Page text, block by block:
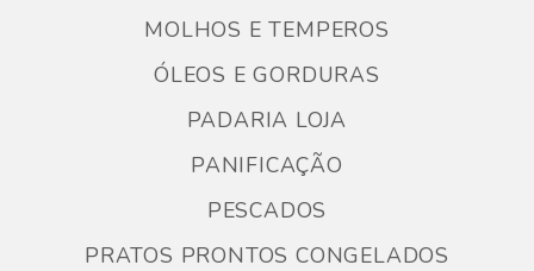
MOLHOS E TEMPEROS
ÓLEOS E GORDURAS
PADARIA LOJA
PANIFICAÇÃO
PESCADOS
PRATOS PRONTOS CONGELADOS